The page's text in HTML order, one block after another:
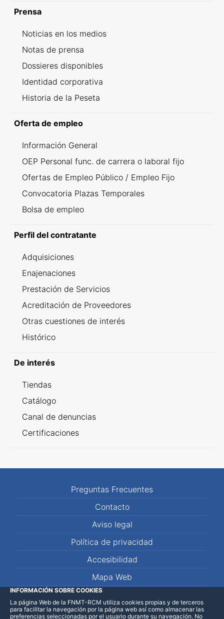
Prensa
Noticias en los medios
Notas de prensa
Dossieres disponibles
Identidad corporativa
Historia de la Peseta
Oferta de empleo
Información General
OEP Personal func. de carrera o laboral fijo
Ofertas de Empleo Público / Empleo Fijo
Convocatoria Plazas Temporales
Bolsa de empleo
Perfil del contratante
Adquisiciones
Enajenaciones
Prestación de Servicios
Acreditación de Proveedores
Otras cuestiones de interés
Histórico
De interés
Tiendas
Catálogo
Canal de denuncias
Certificaciones
Preguntas Frecuentes
Contacto
Aviso legal
Política de privacidad
Accesibilidad
Mapa Web
LinkedInFacebookWhatsApp
INFORMACIÓN SOBRE COOKIES
La página Web de la FNMT-RCM utiliza cookies propias y de terceros
para facilitar la navegación por la página web así como almacenar las
preferencias seleccionadas por el usuario durante su navegación. No